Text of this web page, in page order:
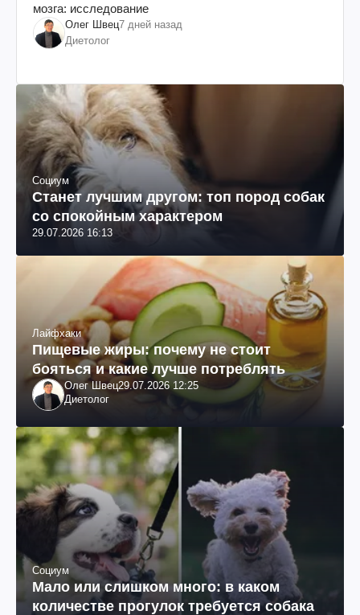
мозга: исследование
Олег Швец7 дней назад
Диетолог
Социум
Станет лучшим другом: топ пород собак
со спокойным характером
29.07.2026 16:13
Лайфхаки
Пищевые жиры: почему не стоит
бояться и какие лучше потреблять
Олег Швец29.07.2026 12:25
Диетолог
Социум
Мало или слишком много: в каком
количестве прогулок требуется собака